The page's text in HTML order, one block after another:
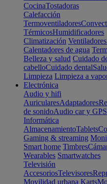
CocinaTostadoras
Calefacción
Termoventiladores
TérmicosHumidificadores
Climatización Ventiladores
Calentadores de agua
Belleza y salud Cuidado
cabelloCuidado dental
Limpieza Limpieza a
Electrónica
Audio y hifi
AuricularesAdaptadores
de sonidoAudio car y GPS
Informática
AlmacenamientoTablets
Gaming & streaming
Smart home Timbres
Wearables Smartwatches
Televisión
AccesoriosTelevisores
Movilidad urbana Karts